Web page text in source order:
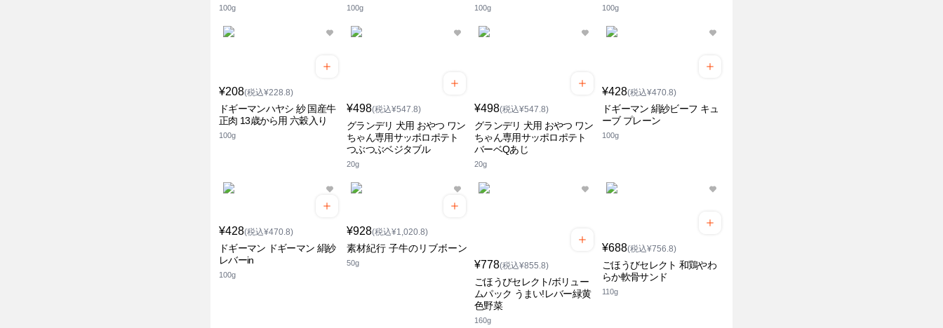
100g 100g 100g 100g
¥208(税込¥228.8)
ドギーマンハヤシ 紗 国産牛
正肉 13歳から用 六穀入り
100g
¥498(税込¥547.8)
グランデリ 犬用 おやつ ワン
ちゃん専用サッポロポテト
つぶつぶベジタブル
20g
¥498(税込¥547.8)
グランデリ 犬用 おやつ ワン
ちゃん専用サッポロポテト
バーベQあじ
20g
¥428(税込¥470.8)
ドギーマン 絹紗ビーフ キュ
ーブ プレーン
100g
¥428(税込¥470.8)
ドギーマン ドギーマン 絹紗
レバーin
100g
¥928(税込¥1,020.8)
素材紀行 子牛のリブボーン
50g ¥778(税込¥855.8)
ごほうびセレクト/ボリュー
ムパック うまい!レバー緑黄
色野菜
160g
¥688(税込¥756.8)
ごほうびセレクト 和鶏やわ
らか軟骨サンド
110g